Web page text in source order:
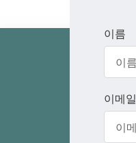
이름
이메일